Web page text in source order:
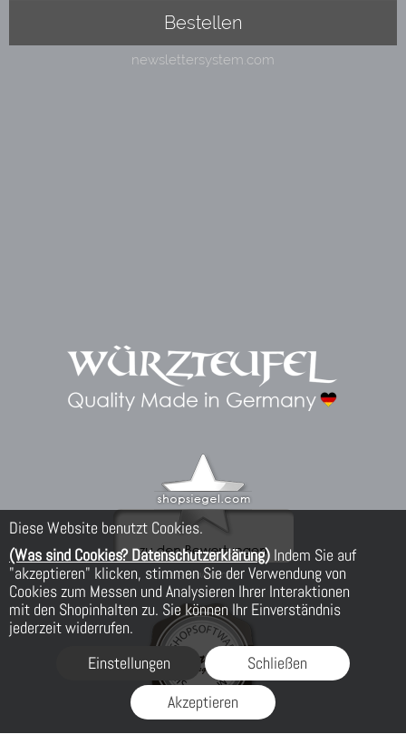
Diese Website benutzt Cookies.
(Was sind Cookies? Datenschutzerklärung) Indem Sie auf
"akzeptieren" klicken, stimmen Sie der Verwendung von
Cookies zum Messen und Analysieren Ihrer Interaktionen
mit den Shopinhalten zu. Sie können Ihr Einverständnis
jederzeit widerrufen.
Einstellungen
Schließen
Akzeptieren